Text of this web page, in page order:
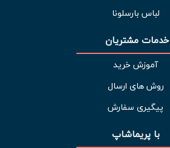
لباس بارسلونا
خدمات مشتریان
آموزش خرید
روش های ارسال
پیگیری سفارش
با پریماشاپ